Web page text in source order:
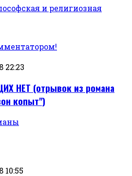
и религиозная
22:23
НЕТ (отрывок из романа
копыт")
10:55